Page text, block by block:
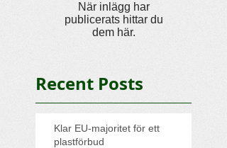
Recent Posts
När inlägg har
publicerats hittar du
dem här.
Klar EU-majoritet för ett
plastförbud